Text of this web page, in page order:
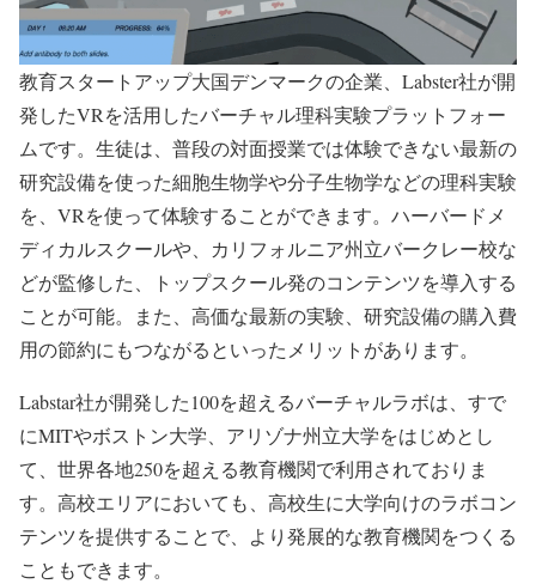
教育スタートアップ大国デンマークの企業、Labster社が開
発したVRを活用したバーチャル理科実験プラットフォー
ムです。生徒は、普段の対面授業では体験できない最新の
研究設備を使った細胞生物学や分子生物学などの理科実験
を、VRを使って体験することができます。ハーバードメ
ディカルスクールや、カリフォルニア州立バークレー校な
どが監修した、トップスクール発のコンテンツを導入する
ことが可能。また、高価な最新の実験、研究設備の購入費
用の節約にもつながるといったメリットがあります。
Labstar社が開発した100を超えるバーチャルラボは、すで
にMITやボストン大学、アリゾナ州立大学をはじめとし
て、世界各地250を超える教育機関で利用されておりま
す。高校エリアにおいても、高校生に大学向けのラボコン
テンツを提供することで、より発展的な教育機関をつくる
こともできます。